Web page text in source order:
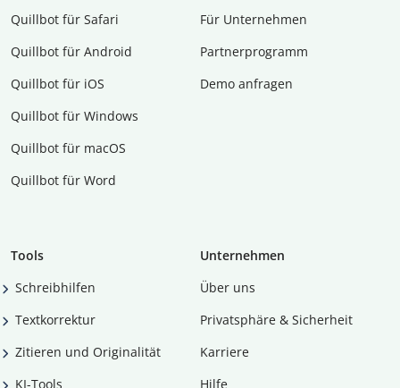
Quillbot für Safari
Quillbot für Android
Quillbot für iOS
Quillbot für Windows
Quillbot für macOS
Quillbot für Word
Für Unternehmen
Partnerprogramm
Demo anfragen
Tools
Schreibhilfen
Textkorrektur
Zitieren und Originalität
KI-Tools
Unternehmen
Über uns
Privatsphäre & Sicherheit
Karriere
Hilfe